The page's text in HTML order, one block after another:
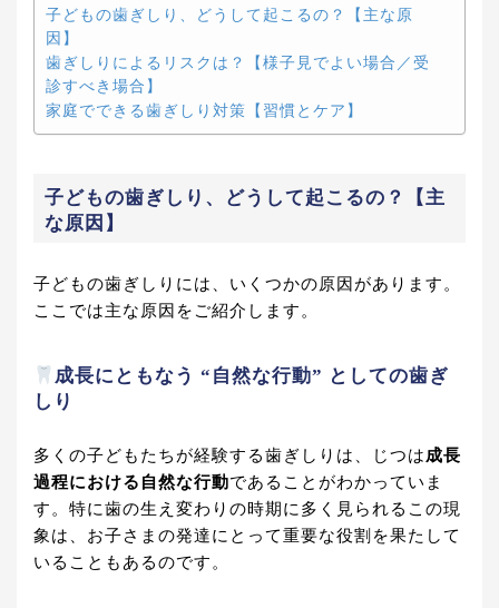
子どもの歯ぎしり、どうして起こるの？【主な原
因】
歯ぎしりによるリスクは？【様子見でよい場合／受
診すべき場合】
家庭でできる歯ぎしり対策【習慣とケア】
子どもの歯ぎしり、どうして起こるの？【主
な原因】
子どもの歯ぎしりには、いくつかの原因があります。
ここでは主な原因をご紹介します。
成長にともなう “自然な行動” としての歯ぎ
しり
多くの子どもたちが経験する歯ぎしりは、じつは成長
過程における自然な行動であることがわかっていま
す。特に歯の生え変わりの時期に多く見られるこの現
象は、お子さまの発達にとって重要な役割を果たして
いることもあるのです。